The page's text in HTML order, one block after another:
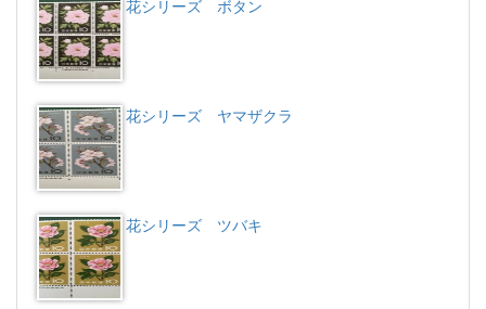
花シリーズ ボタン
花シリーズ ヤマザクラ
花シリーズ ツバキ